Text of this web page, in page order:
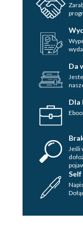
Da
Dla
Jeśli
Self